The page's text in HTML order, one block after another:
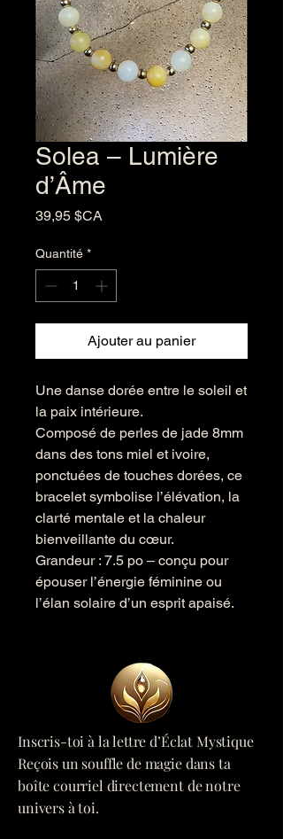
Solea – Lumière
d’Âme
39,95 $CA
Quantité *
Ajouter au panier
Une danse dorée entre le soleil et
la paix intérieure.
Composé de perles de jade 8mm
dans des tons miel et ivoire,
ponctuées de touches dorées, ce
bracelet symbolise l’élévation, la
clarté mentale et la chaleur
bienveillante du cœur.
Grandeur : 7.5 po – conçu pour
épouser l’énergie féminine ou
l’élan solaire d’un esprit apaisé.
Inscris-toi à la lettre d’Éclat Mystique
Reçois un souffle de magie dans ta
boîte courriel directement de notre
univers à toi.